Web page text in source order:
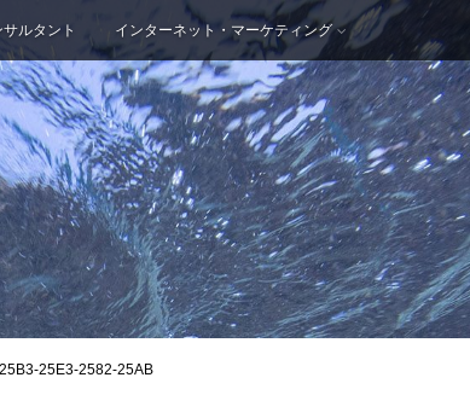
ルタント インターネット・マーケティング
25E3-2582-25AB